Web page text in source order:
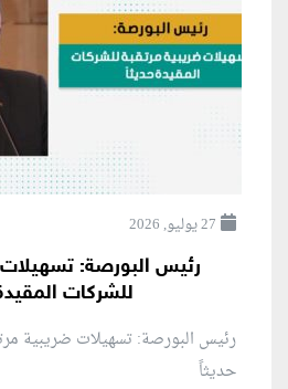
27 يوليو, 2026
رئيس البورصة: تسهيلات
للشركات
رئيس البورصة: تسهيلات ضريبية
حديثاً